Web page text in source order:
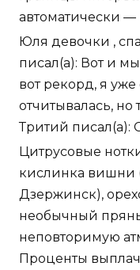
автоматически —
Юля девочки ,
писал(а): Вот и мы
вот рекорд, я
отчитывалась, но
Тритий писал(а):
Цитрусовые
кислинка вишни
Дзержинск),
необычный
неповторимую
Проценты